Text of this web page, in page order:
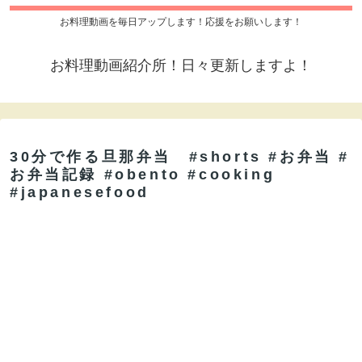
お料理動画を毎日アップします！応援をお願いします！
お料理動画紹介所！日々更新しますよ！
30分で作る旦那弁当 #shorts #お弁当 #
お弁当記録 #obento #cooking
#japanesefood